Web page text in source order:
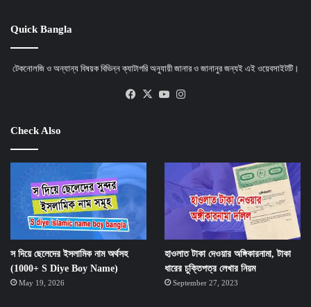
Quick Bangla
টেকনোলজি ও অন্যান্য বিষয়ক বিভিন্ন ক্যাটাগরি অনুযায়ী জানার ও জানানুর জন্যই এই ওয়েবসাইটটি।
Facebook
X YouTube
Check Also
স দিয়ে ছেলেদের ইসলামিক নাম অর্থসহ
(1000+ S Diye Boy Name)
May 19, 2026
হাওলাত টাকা দেওয়ার অঙ্গিকারনামা, টাকা
ধারের চুক্তিপত্র লেখার নিয়ম
September 27, 2023